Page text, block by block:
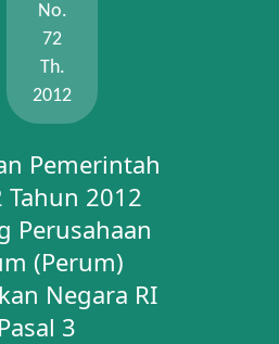
No.
72
Th.
2012
Pemerintah
Tahun 2012
Perusahaan
(Perum)
Negara RI
Pasal 3